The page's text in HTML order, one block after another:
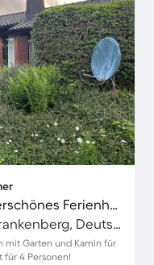
Familienfreundliches wunderschönes Ferienhaus mit Terrasse, Grill und Garten | Hunde erlaubt
Bromskirchen, Waldeck-Frankenberg, Deutschland
mit Garten und Kamin für
für 4 Personen!